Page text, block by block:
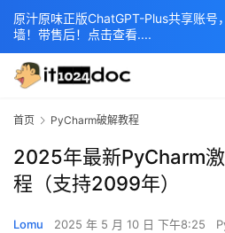
首页 PyCharm破解教程
2025年最新PyCharm
程（支持2099年）
Lomu 2025 年 5 月 10 日 下午8:25
原汁原味正版ChatGPT-Plus共享账号
墙！带售后！点击查看....